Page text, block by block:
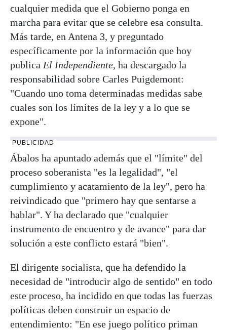
cualquier medida que el Gobierno ponga en
marcha para evitar que se celebre esa consulta.
Más tarde, en Antena 3, y preguntado
específicamente por la información que hoy
publica El Independiente, ha descargado la
responsabilidad sobre Carles Puigdemont:
"Cuando uno toma determinadas medidas sabe
cuales son los límites de la ley y a lo que se
expone".
PUBLICIDAD
Ábalos ha apuntado además que el "límite" del
proceso soberanista "es la legalidad", "el
cumplimiento y acatamiento de la ley", pero ha
reivindicado que "primero hay que sentarse a
hablar". Y ha declarado que "cualquier
instrumento de encuentro y de avance" para dar
solución a este conflicto estará "bien".
El dirigente socialista, que ha defendido la
necesidad de "introducir algo de sentido" en todo
este proceso, ha incidido en que todas las fuerzas
políticas deben construir un espacio de
entendimiento: "En ese juego político priman